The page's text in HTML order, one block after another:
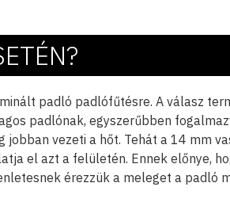
padló padlófűtésre. A válasz
padlónak, egyszerűbben
vezeti a hőt. Tehát a 14 mm
el azt a felületén. Ennek előnye,
érezzük a meleget a padló